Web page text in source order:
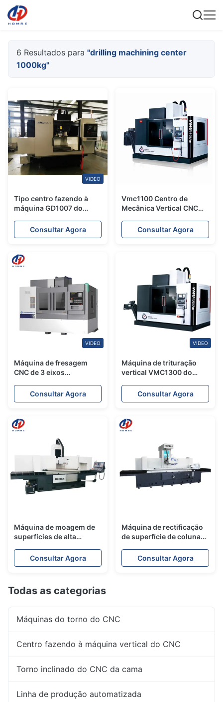
6 Resultados para "drilling machining center
1000kg"
VIDEO
Tipo centro fazendo à
máquina GD1007 do
máquina de perfuração
do CNC
Consultar Agora
Vmc1100 Centro de
Mecânica Vertical CNC
Reboque CNC de 3 eixos
Consultar Agora
VIDEO
Máquina de fresagem
CNC de 3 eixos
usinagem vertical CNC de
alta precisão
Consultar Agora
VIDEO
Máquina de trituração
vertical VMC1300 do
máquina da linha central
alta da rigidez 4
Consultar Agora
Máquina de moagem de
superfícies de alta
15050Consultar Agora
Máquina de rectificação
de superfície de coluna
AHD/MSIConsultar Agora
Todas as categorias
Máquinas do torno do CNC
Centro fazendo à máquina vertical do CNC
Torno inclinado do CNC da cama
Linha de produção automatizada